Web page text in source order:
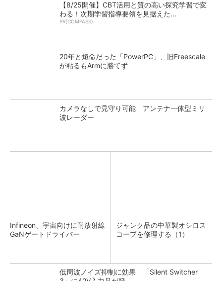
【8/25開催】CBT活用と質の高い探究学習で変
わる！次期学習指導要領を見据えた...
PR(COMPASS)
20年と短命だった「PowerPC」、旧Freescale
が粘るもArmに勝てず
カメラなしで見守り可能 アンテナ一体型ミリ
波レーダー
Infineon、宇宙向けに耐放射線
GaNゲートドライバー
ジャンク品の中華製オシロス
コープを修理する（1）
低周波ノイズ抑制に効果 「Silent Switcher